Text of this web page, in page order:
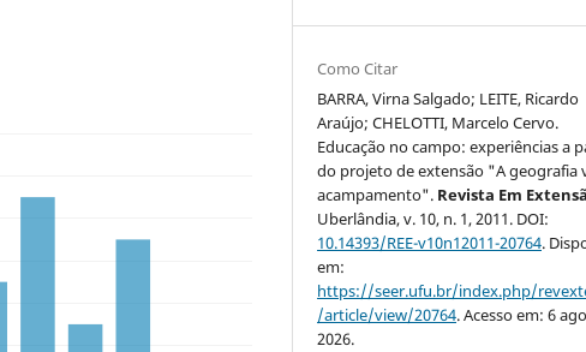
Como Citar
BARRA, Virna Salgado; LEITE, Ricardo
Araújo; CHELOTTI, Marcelo Cervo.
Educação no campo: experiências a
do projeto de extensão "A geografia
acampamento". Revista Em
Uberlândia, v. 10, n. 1, 2011. DOI:
10.14393/REE-v10n12011-20764.
em:
https://seer.ufu.br/index.php/
/article/view/20764. Acesso em: 6
2026.